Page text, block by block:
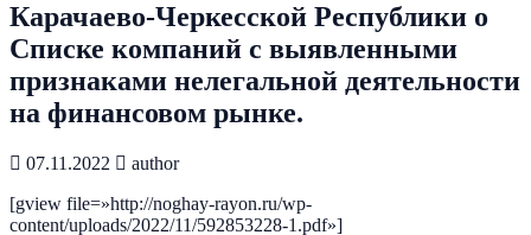
Карачаево-Черкесской Республики о
Списке компаний с выявленными
признаками нелегальной деятельности
на финансовом рынке.
07.11.2022
author
[gview file=»http://noghay-rayon.ru/wp-
content/uploads/2022/11/592853228-1.pdf»]